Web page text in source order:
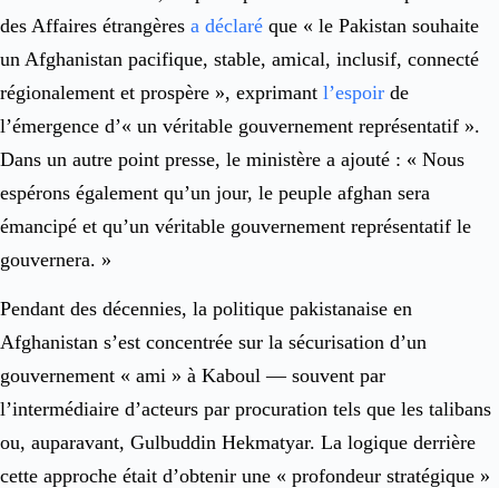
des Affaires étrangères a déclaré que « le Pakistan souhaite
un Afghanistan pacifique, stable, amical, inclusif, connecté
régionalement et prospère », exprimant l’espoir de
l’émergence d’« un véritable gouvernement représentatif ».
Dans un autre point presse, le ministère a ajouté : « Nous
espérons également qu’un jour, le peuple afghan sera
émancipé et qu’un véritable gouvernement représentatif le
gouvernera. »
Pendant des décennies, la politique pakistanaise en
Afghanistan s’est concentrée sur la sécurisation d’un
gouvernement « ami » à Kaboul — souvent par
l’intermédiaire d’acteurs par procuration tels que les talibans
ou, auparavant, Gulbuddin Hekmatyar. La logique derrière
cette approche était d’obtenir une « profondeur stratégique »